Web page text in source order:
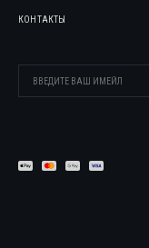
КОНТАКТЫ